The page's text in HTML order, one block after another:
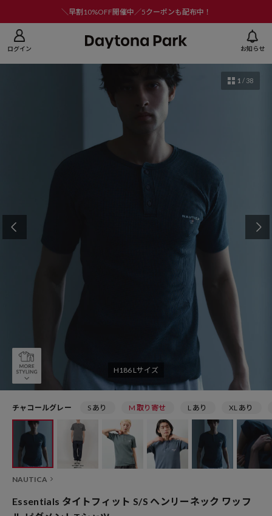
＼早割10%OFF開催中／5クーポンも配布中！
ログイン お知らせ
H186 Lサイズ
1 / 38
チャコールグレー S あり M 取り寄せ L あり XL あり
NAUTICA
Essentials タイトフィット S/S ヘンリーネック ワッフ